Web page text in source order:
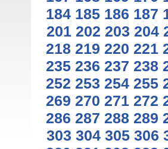
184 185 186 187
201 202 203 204
218 219 220 221
235 236 237 238
252 253 254 255
269 270 271 272
286 287 288 289
303 304 305 306